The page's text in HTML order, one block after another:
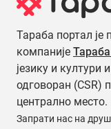
Тараба портал је
компаније
језику и
одговоран (CSR)
централно место.
Запрати нас на